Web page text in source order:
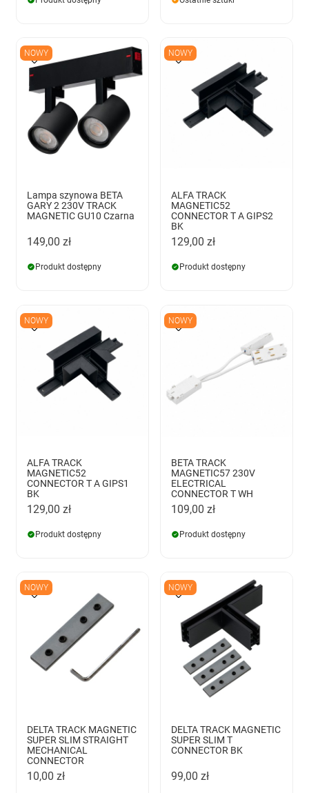
NOWY
Lampa szynowa BETA
GARY 2 230V TRACK
MAGNETIC GU10 Czarna
149,00 zł
Produkt dostępny
NOWY
ALFA TRACK
MAGNETIC52
CONNECTOR T A GIPS2
BK
129,00 zł
Produkt dostępny
NOWY
ALFA TRACK
MAGNETIC52
CONNECTOR T A GIPS1
BK
129,00 zł
Produkt dostępny
NOWY
BETA TRACK
MAGNETIC57 230V
ELECTRICAL
CONNECTOR T WH
109,00 zł
Produkt dostępny
NOWY
DELTA TRACK MAGNETIC
SUPER SLIM STRAIGHT
MECHANICAL
CONNECTOR
10,00 zł
NOWY
DELTA TRACK MAGNETIC
SUPER SLIM T
CONNECTOR BK
99,00 zł